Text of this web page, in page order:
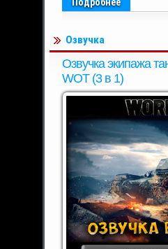
Озвучка
Озвучка экипажа
WOT (3 в 1)